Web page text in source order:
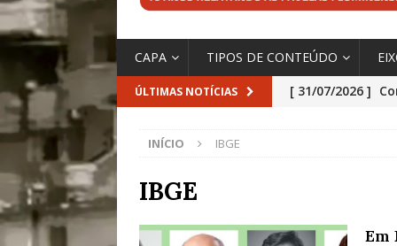
CAPA TIPOS DE CONTEÚDO
ÚLTIMAS NOTÍCIAS [ 31/07/2026 ]
Especial do
INÍCIO IBGE
IBGE
Em